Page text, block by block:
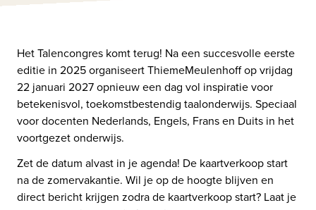
Het Talencongres komt terug! Na een succesvolle eerste
editie in 2025 organiseert ThiemeMeulenhoff op vrijdag
22 januari 2027 opnieuw een dag vol inspiratie voor
betekenisvol, toekomstbestendig taalonderwijs. Speciaal
voor docenten Nederlands, Engels, Frans en Duits in het
voortgezet onderwijs.
Zet de datum alvast in je agenda! De kaartverkoop start
na de zomervakantie. Wil je op de hoogte blijven en
direct bericht krijgen zodra de kaartverkoop start? Laat je